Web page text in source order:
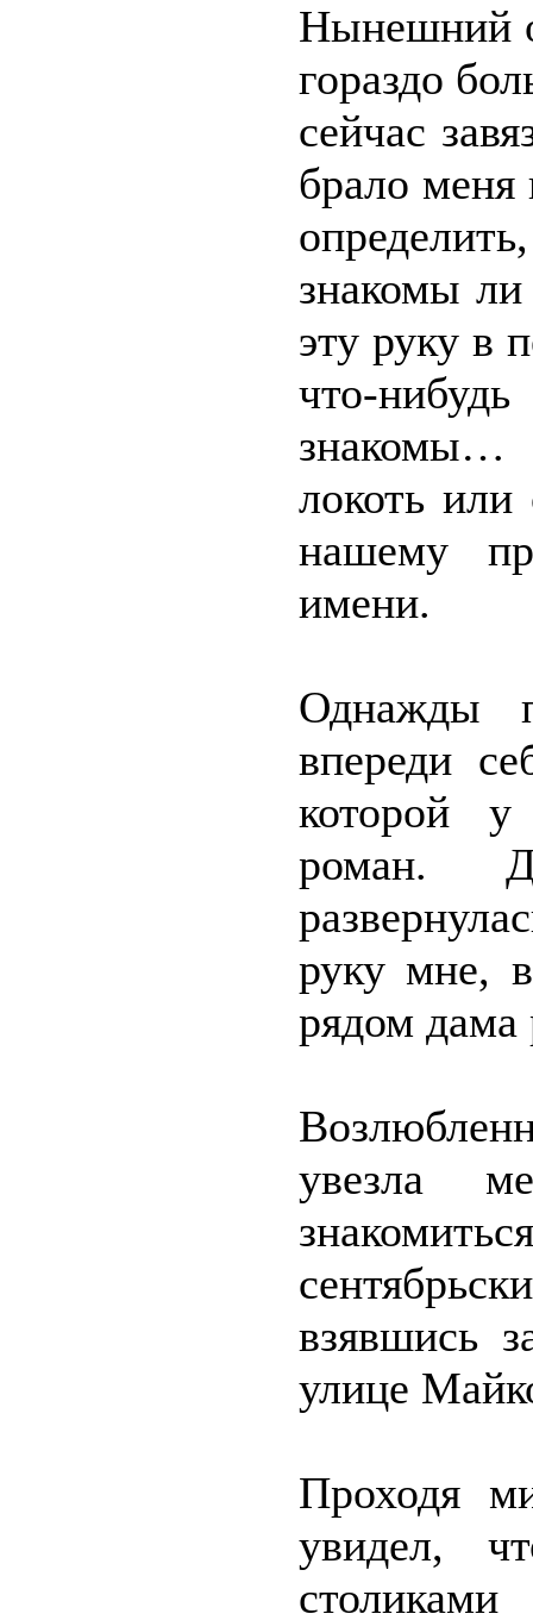
Нынешний
гораздо
сейчас
брало
знакомы
эту руку в
что-
знакомы…
локоть
нашему
имени.
Однажды
впереди
которой у
роман.
руку мне,
рядом дама
увезла
взявшись
улице
Проходя
увидел,